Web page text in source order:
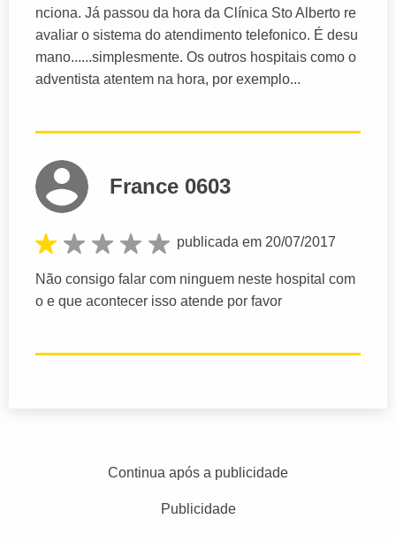
nciona. Já passou da hora da Clínica Sto Alberto re
avaliar o sistema do atendimento telefonico. É desu
mano......simplesmente. Os outros hospitais como o
adventista atentem na hora, por exemplo...
France 0603
publicada em 20/07/2017
Não consigo falar com ninguem neste hospital com
o e que acontecer isso atende por favor
Continua após a publicidade
Publicidade